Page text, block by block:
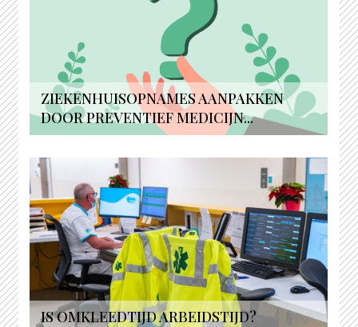
ZIEKENHUISOPNAMES AANPAKKEN
DOOR PREVENTIEF MEDICIJN...
IS OMKLEEDTIJD ARBEIDSTIJD?